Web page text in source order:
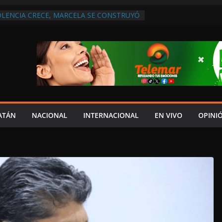
CRECE, MARCELA SE CONSTRUYÓ
EMPLEOS
NO PAGA A PROVEEDORES, PEMEX LA
HAY UN PROYECTO PARA
CULTURAL MULTIFUNCIONAL EN EL
MÉDICA PARA FIJAR
RESPONSABLE DEL ACCIDENTE
NACIONAL INTERNACIONAL EN VIVO